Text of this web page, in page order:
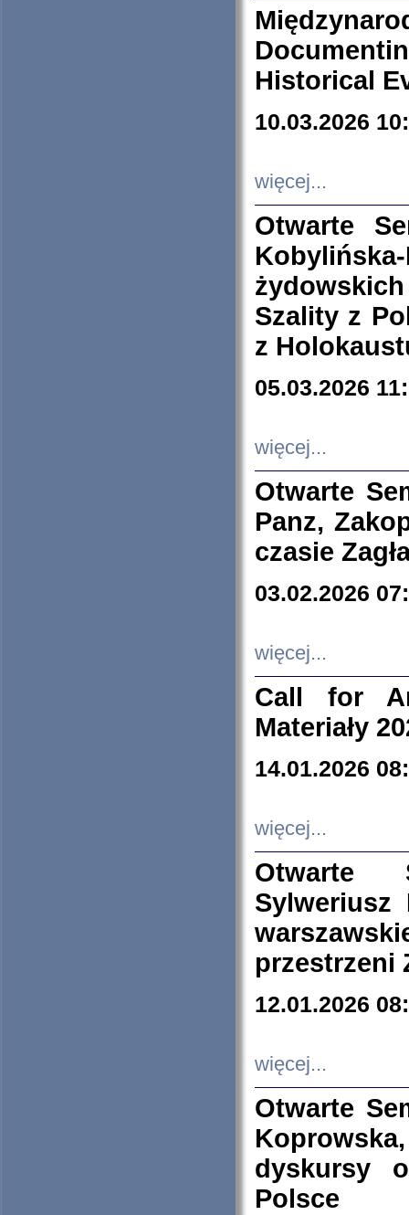
Historical
10.03.2026
więcej...
Otwarte
Szality z
z
05.03.2026
więcej...
Otwarte
Panz,
czasie
03.02.2026
więcej...
Call for
Materiały
14.01.2026
więcej...
Otwarte
Sylweriusz
przestrzeni
12.01.2026
więcej...
Otwarte
dyskursy
Polsce